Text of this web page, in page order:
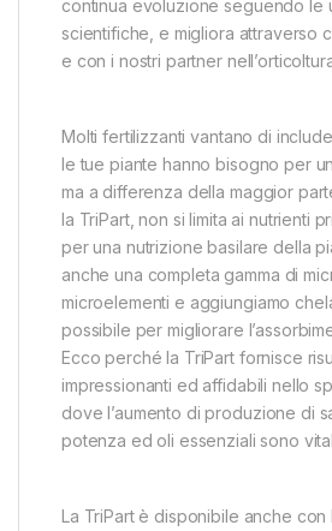
continua evoluzione seguendo le
scientifiche, e migliora attraverso
e con i nostri partner
Molti fertilizzanti vantano di
le tue piante hanno bisogno per
ma a differenza della maggior
la TriPart, non si limita ai nutrienti
per una nutrizione basilare della
anche una completa gamma di
microelementi e aggiungiamo
possibile per migliorare
Ecco perché la TriPart fornisce
impressionanti ed affidabili nello
dove l’aumento di produzione di
potenza ed oli essenziali sono
La TriPart è disponibile anche con